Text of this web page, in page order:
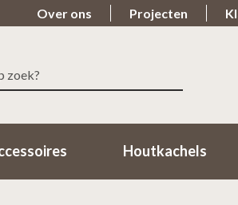
Over ons Projecten
Houtkachels
Beoordeeld met een 9.7